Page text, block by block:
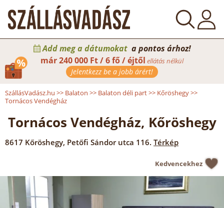
Add meg a dátumokat a pontos árhoz!
már240 000 Ft / 6 fő / éjtől ellátás nélkül
Jelentkezz be a jobb árért!
SzállásVadász.hu >> Balaton >> Balaton déli part>> Kőröshegy>>
Tornácos Vendégház
Tornácos Vendégház, Kőröshegy
8617 Kőröshegy, Petőfi Sándor utca 116. Térkép
Kedvencekhez